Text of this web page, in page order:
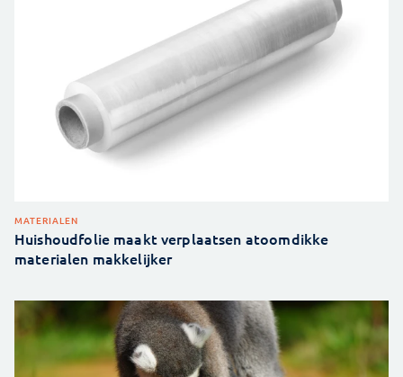
MATERIALEN
Huishoudfolie maakt verplaatsen atoomdikke
materialen makkelijker